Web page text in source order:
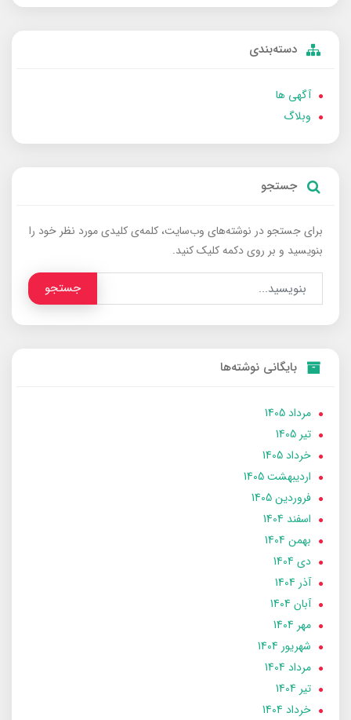
دسته‌بندی
آگهی ها
وبلاگ
جستجو
برای جستجو در نوشته‌های وب‌سایت، کلمه‌ی کلیدی مورد نظر خود را
بنویسید و بر روی دکمه کلیک کنید.
جستجو
بایگانی نوشته‌ها
مرداد 1405
تير 1405
خرداد 1405
ارديبهشت 1405
فروردین 1405
اسفند 1404
بهمن 1404
دی 1404
آذر 1404
آبان 1404
مهر 1404
شهریور 1404
مرداد 1404
تير 1404
خرداد 1404